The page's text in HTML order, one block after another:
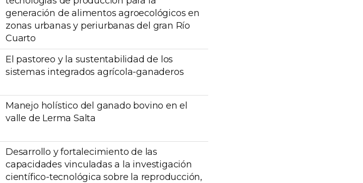
generación de alimentos agroecológicos en
zonas urbanas y periurbanas del gran Río
Cuarto
El pastoreo y la sustentabilidad de los
sistemas integrados agrícola-ganaderos
Manejo holístico del ganado bovino en el
valle de Lerma Salta
Desarrollo y fortalecimiento de las
capacidades vinculadas a la investigación
científico-tecnológica sobre la reproducción,